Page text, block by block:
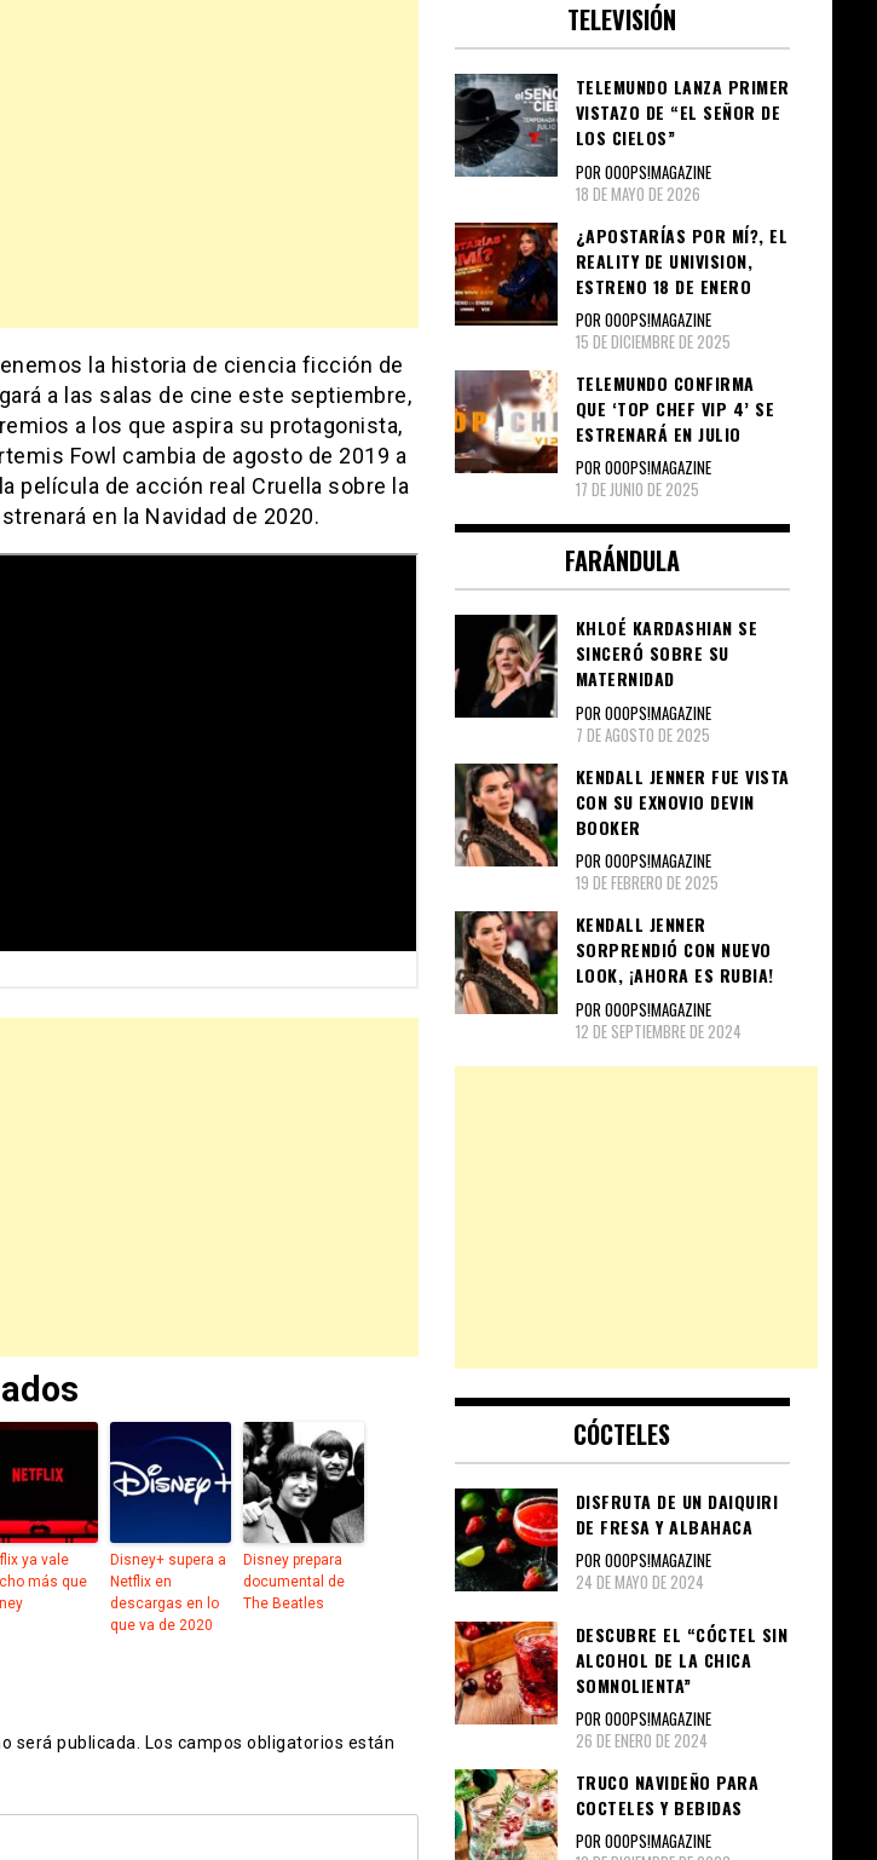
la historia de ciencia ficción de
a las salas de cine este septiembre,
a los que aspira su protagonista,
Fowl cambia de agosto de 2019 a
película de acción real Cruella sobre la
en la Navidad de 2020.
ya vale
más que
Disney+ supera a
Netflix en
descargas en lo
que va de 2020
Disney prepara
documental de
The Beatles
será publicada.
Los campos obligatorios están
TELEVISIÓN
TELEMUNDO LANZA PRIMER
VISTAZO DE “EL SEÑOR DE
LOS CIELOS”
POR OOOPS!MAGAZINE
18 DE MAYO DE 2026
¿APOSTARÍAS POR MÍ?, EL
REALITY DE UNIVISION,
ESTRENO 18 DE ENERO
POR OOOPS!MAGAZINE
15 DE DICIEMBRE DE 2025
TELEMUNDO CONFIRMA
QUE ‘TOP CHEF VIP 4’ SE
ESTRENARÁ EN JULIO
POR OOOPS!MAGAZINE
17 DE JUNIO DE 2025
FARÁNDULA
KHLOÉ KARDASHIAN SE
SINCERÓ SOBRE SU
MATERNIDAD
POR OOOPS!MAGAZINE
7 DE AGOSTO DE 2025
KENDALL JENNER FUE VISTA
CON SU EXNOVIO DEVIN
BOOKER
POR OOOPS!MAGAZINE
19 DE FEBRERO DE 2025
KENDALL JENNER
SORPRENDIÓ CON NUEVO
LOOK, ¡AHORA ES RUBIA!
POR OOOPS!MAGAZINE
12 DE SEPTIEMBRE DE 2024
CÓCTELES
DISFRUTA DE UN DAIQUIRI
DE FRESA Y ALBAHACA
POR OOOPS!MAGAZINE
24 DE MAYO DE 2024
DESCUBRE EL “CÓCTEL SIN
ALCOHOL DE LA CHICA
SOMNOLIENTA”
POR OOOPS!MAGAZINE
26 DE ENERO DE 2024
TRUCO NAVIDEÑO PARA
COCTELES Y BEBIDAS
POR OOOPS!MAGAZINE